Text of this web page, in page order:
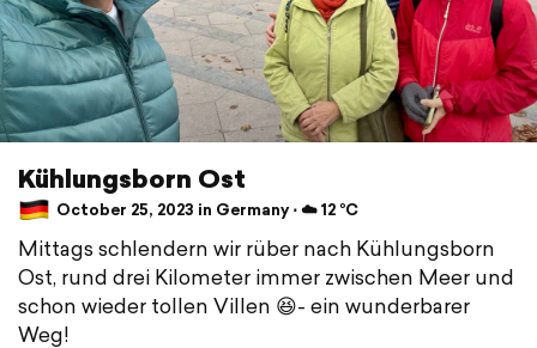
Kühlungsborn Ost
October 25, 2023 in Germany ⋅ ☁️ 12 °C
Mittags schlendern wir rüber nach Kühlungsborn
Ost, rund drei Kilometer immer zwischen Meer und
schon wieder tollen Villen 😆- ein wunderbarer
Weg!